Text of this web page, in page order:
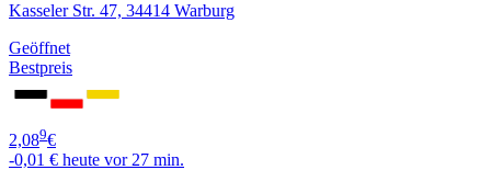
Kasseler Str. 47, 34414 Warburg
Geöffnet
Bestpreis
2,089€
-0,01 € heute vor 27 min.